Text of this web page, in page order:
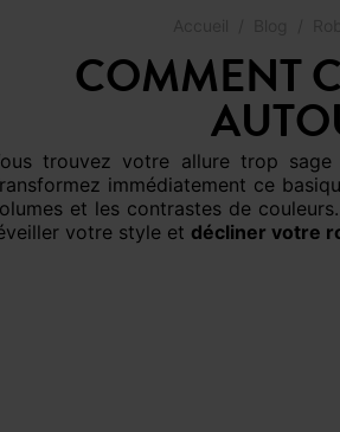
COMMENT
immédiatement ce
et les contrastes de
votre style et décliner votre